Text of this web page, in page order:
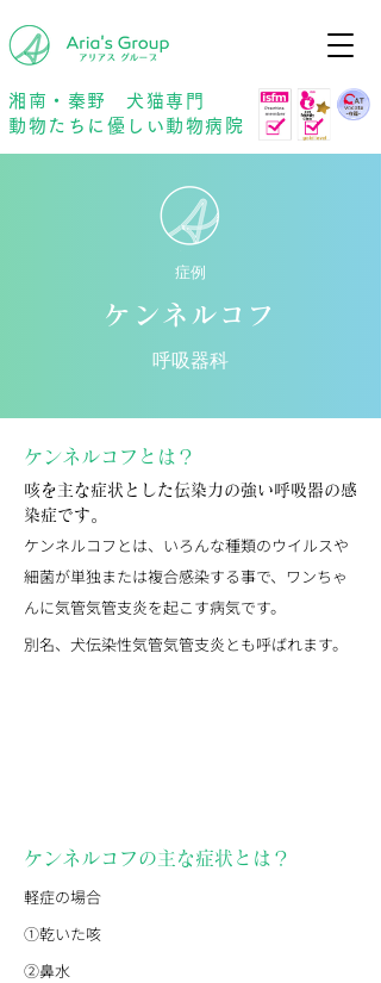
湘南・秦野 犬猫専門
動物たちに優しい動物病院
症例
ケンネルコフ
呼吸器科
ケンネルコフとは？
咳を主な症状とした伝染力の強い呼吸器の感
染症です。
ケンネルコフとは、いろんな種類のウイルスや
細菌が単独または複合感染する事で、ワンちゃ
んに気管気管支炎を起こす病気です。
別名、犬伝染性気管気管支炎とも呼ばれます。
ケンネルコフの主な症状とは？
軽症の場合
①乾いた咳
②鼻水